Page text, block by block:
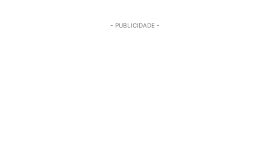
- PUBLICIDADE -